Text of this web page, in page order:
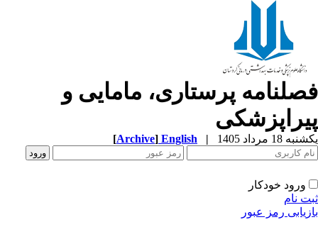
پرستاری، مامایی و
18 مرداد 1405 |
English
[Archive]
ورود خودکار
نام
رمز عبور